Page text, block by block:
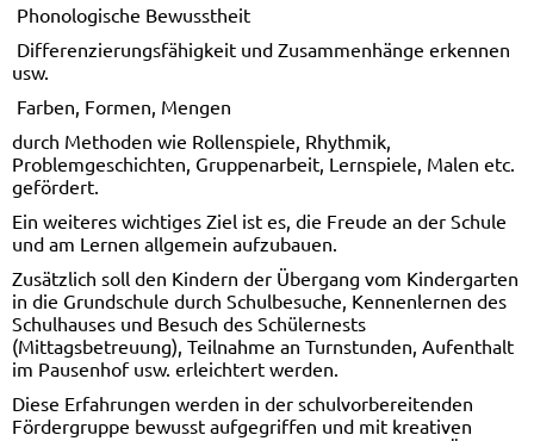
 Phonologische Bewusstheit
 Differenzierungsfähigkeit und Zusammenhänge erkennen
usw.
 Farben, Formen, Mengen
durch Methoden wie Rollenspiele, Rhythmik,
Problemgeschichten, Gruppenarbeit, Lernspiele, Malen etc.
gefördert.
Ein weiteres wichtiges Ziel ist es, die Freude an der Schule
und am Lernen allgemein aufzubauen.
Zusätzlich soll den Kindern der Übergang vom Kindergarten
in die Grundschule durch Schulbesuche, Kennenlernen des
Schulhauses und Besuch des Schülernests
(Mittagsbetreuung), Teilnahme an Turnstunden, Aufenthalt
im Pausenhof usw. erleichtert werden.
Diese Erfahrungen werden in der schulvorbereitenden
Fördergruppe bewusst aufgegriffen und mit kreativen